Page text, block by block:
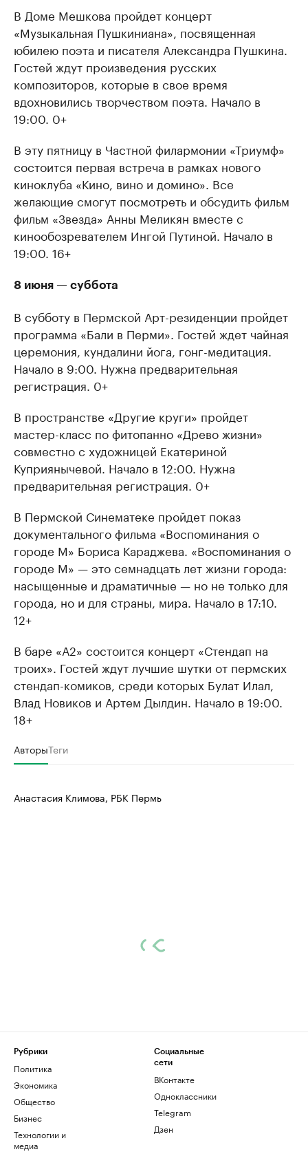
В Доме Мешкова пройдет концерт
«Музыкальная Пушкиниана», посвященная
юбилею поэта и писателя Александра Пушкина.
Гостей ждут произведения русских
композиторов, которые в свое время
вдохновились творчеством поэта. Начало в
19:00. 0+
В эту пятницу в Частной филармонии «Триумф»
состоится первая встреча в рамках нового
киноклуба «Кино, вино и домино». Все
желающие смогут посмотреть и обсудить фильм
фильм «Звезда» Анны Меликян вместе с
кинообозревателем Ингой Путиной. Начало в
19:00. 16+
8 июня — суббота
В субботу в Пермской Арт-резиденции пройдет
программа «Бали в Перми». Гостей ждет чайная
церемония, кундалини йога, гонг-медитация.
Начало в 9:00. Нужна предварительная
регистрация. 0+
В пространстве «Другие круги» пройдет
мастер-класс по фитопанно «Древо жизни»
совместно с художницей Екатериной
Куприянычевой. Начало в 12:00. Нужна
предварительная регистрация. 0+
В Пермской Синематеке пройдет показ
документального фильма «Воспоминания о
городе М» Бориса Караджева. «Воспоминания о
городе М» — это семнадцать лет жизни города:
насыщенные и драматичные — но не только для
города, но и для страны, мира. Начало в 17:10.
12+
В баре «А2» состоится концерт «Стендап на
троих». Гостей ждут лучшие шутки от пермских
стендап-комиков, среди которых Булат Илал,
Влад Новиков и Артем Дылдин. Начало в 19:00.
18+
АвторыТеги
Анастасия Климова, РБК Пермь
Рубрики
Политика
Экономика
Общество
Бизнес
Технологии и
медиа
Социальные
сети
ВКонтакте
Одноклассники
Telegram
Дзен